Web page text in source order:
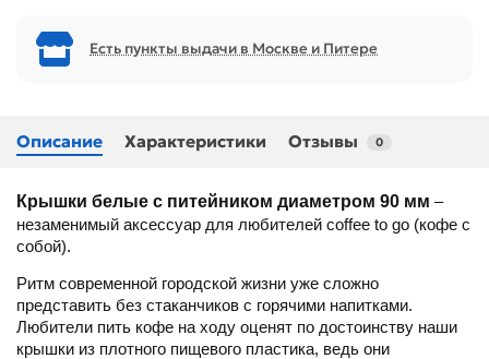
Есть пункты выдачи в Москве и Питере
Описание Характеристики Отзывы 0
Крышки белые с питейником диаметром 90 мм –
незаменимый аксессуар для любителей coffee to go (кофе с
собой).
Ритм современной городской жизни уже сложно
представить без стаканчиков с горячими напитками.
Любители пить кофе на ходу оценят по достоинству наши
крышки из плотного пищевого пластика, ведь они